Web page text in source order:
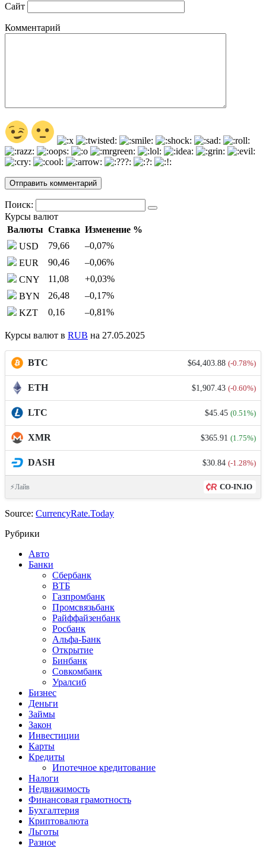
Сайт
Комментарий
Поиск:
Курсы валют
Валюты Ставка Изменение %
USD
79,66 –0,07%
EUR
90,46 –0,06%
CNY
11,08 +0,03%
BYN
26,48 –0,17%
KZT
0,16 –0,81%
Курсы валют в RUB на 27.05.2025
BTC $64,403.88 (-0.78%)
ETH $1,907.43 (-0.60%)
LTC $45.45 (0.51%)
XMR $365.91 (1.75%)
DASH $30.84 (-1.28%)
⚡Лайв CO-IN.IO
Source: CurrencyRate.Today
Рубрики
Авто
Банки
Сбербанк
ВТБ
Газпромбанк
Промсвязьбанк
Райффайзенбанк
Росбанк
Альфа-Банк
Открытие
Бинбанк
Совкомбанк
Уралсиб
Бизнес
Деньги
Займы
Закон
Инвестиции
Карты
Кредиты
Ипотечное кредитование
Налоги
Недвижимость
Финансовая грамотность
Бухгалтерия
Криптовалюта
Льготы
Разное